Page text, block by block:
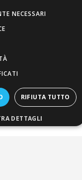
vendita
NECESSARI
RIFIUTA TUTTO
DETTAGLI